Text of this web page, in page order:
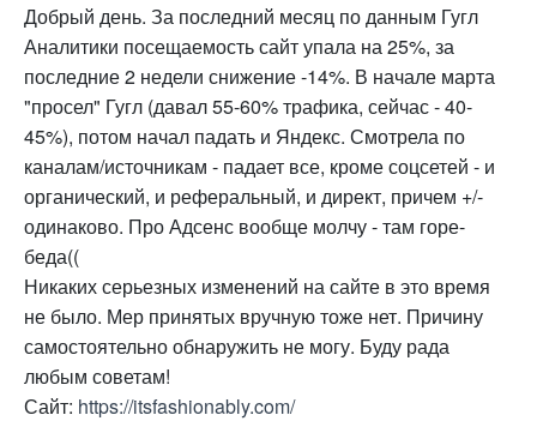
Добрый день. За последний месяц по данным Гугл
Аналитики посещаемость сайт упала на 25%, за
последние 2 недели снижение -14%. В начале марта
"просел" Гугл (давал 55-60% трафика, сейчас - 40-
45%), потом начал падать и Яндекс. Смотрела по
каналам/источникам - падает все, кроме соцсетей - и
органический, и реферальный, и директ, причем +/-
одинаково. Про Адсенс вообще молчу - там горе-
беда((
Никаких серьезных изменений на сайте в это время
не было. Мер принятых вручную тоже нет. Причину
самостоятельно обнаружить не могу. Буду рада
любым советам!
Сайт: https://itsfashionably.com/